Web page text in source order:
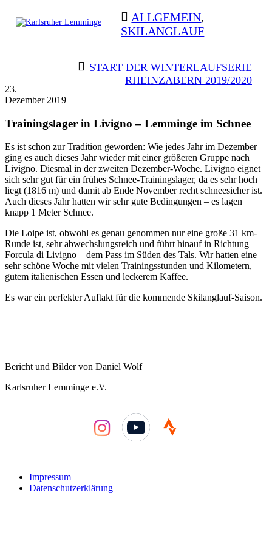
ALLGEMEIN,
SKILANGLAUF
BEITRAGSNAVIGATION
START DER WINTERLAUFSERIE
RHEINZABERN 2019/2020
23.
Dezember 2019
Trainingslager in Livigno – Lemminge im Schnee
Es ist schon zur Tradition geworden: Wie jedes Jahr im Dezember
ging es auch dieses Jahr wieder mit einer größeren Gruppe nach
Livigno. Diesmal in der zweiten Dezember-Woche. Livigno eignet
sich sehr gut für ein frühes Schnee-Trainingslager, da es sehr hoch
liegt (1816 m) und damit ab Ende November recht schneesicher ist.
Auch dieses Jahr hatten wir sehr gute Bedingungen – es lagen
knapp 1 Meter Schnee.
Die Loipe ist, obwohl es genau genommen nur eine große 31 km-
Runde ist, sehr abwechslungsreich und führt hinauf in Richtung
Forcula di Livigno – dem Pass im Süden des Tals. Wir hatten eine
sehr schöne Woche mit vielen Trainingsstunden und Kilometern,
gutem italienischen Essen und leckerem Kaffee.
Es war ein perfekter Auftakt für die kommende Skilanglauf-Saison.
Bericht und Bilder von Daniel Wolf
Karlsruher Lemminge e.V.
YouTube
Impressum
Datenschutzerklärung